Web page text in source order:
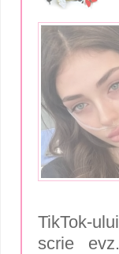
TikTok-
scrie